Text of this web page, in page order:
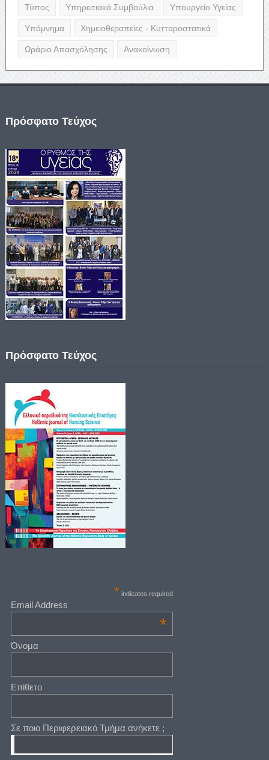
Τύπος Υπηρεσιακά Συμβούλια Υπουργείο Υγείας
Υπόμνημα Χημειοθεραπείες - Κυτταροστατικά
Ωράριο Απασχόλησης Ανακοίνωση
Πρόσφατο Τεύχος
Πρόσφατο Τεύχος
* indicates required
Email Address
*
Όνομα
Επίθετο
Σε ποιο Περιφερειακό Τμήμα ανήκετε ;